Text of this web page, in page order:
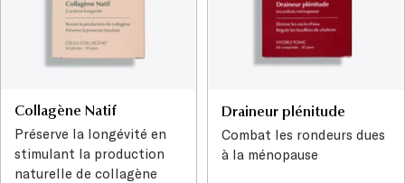
Collagène Natif
Préserve la longévité en
stimulant la production
naturelle de collagène
Draineur plénitude
Combat les rondeurs dues
à la ménopause